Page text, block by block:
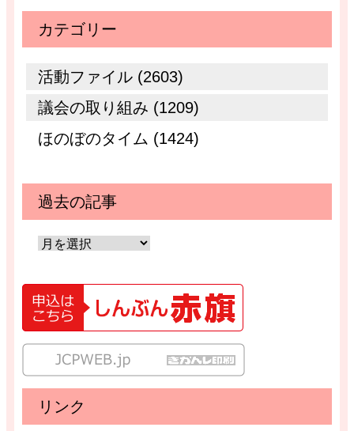
カテゴリー
活動ファイル (2603)
議会の取り組み (1209)
ほのぼのタイム (1424)
過去の記事
リンク